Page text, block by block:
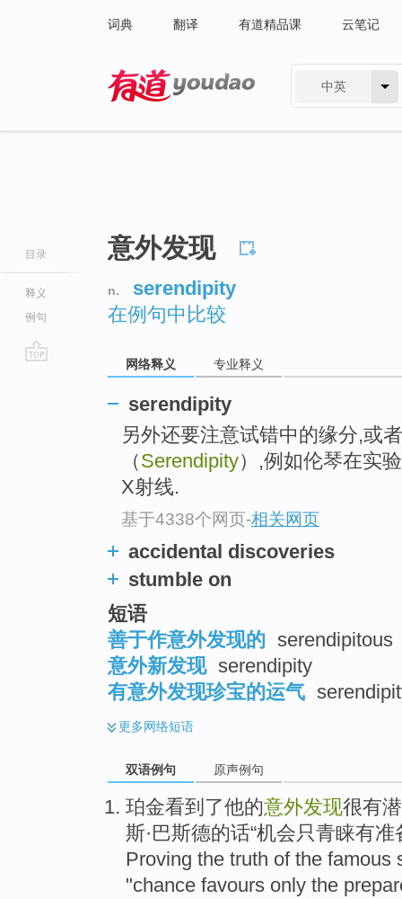
词典 翻译 有道精品课 云笔记
中英
目录
释义
例句
意外发现
n.
serendipity
在例句中比较
网络释义 专业释义
serendipity
另外还要注意试错中的缘分,或
（Serendipity）,例如伦琴在实
X射线.
基于4338个网页-相关网页
accidental discoveries
stumble on
短语
善于作意外发现的 serendipitous
意外新发现 serendipity
有意外发现珍宝的运气
更多网络短语
双语例句 原声例句
珀金看到了他的意外发现很有
斯·巴斯德的话“机会只青睐有准
Proving the truth of the famous
"chance favours only the